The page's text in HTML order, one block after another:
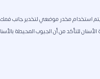
استخدام مخدر موضعي لتخدير جانب
للتأكد من أن الجيوب المحيطة